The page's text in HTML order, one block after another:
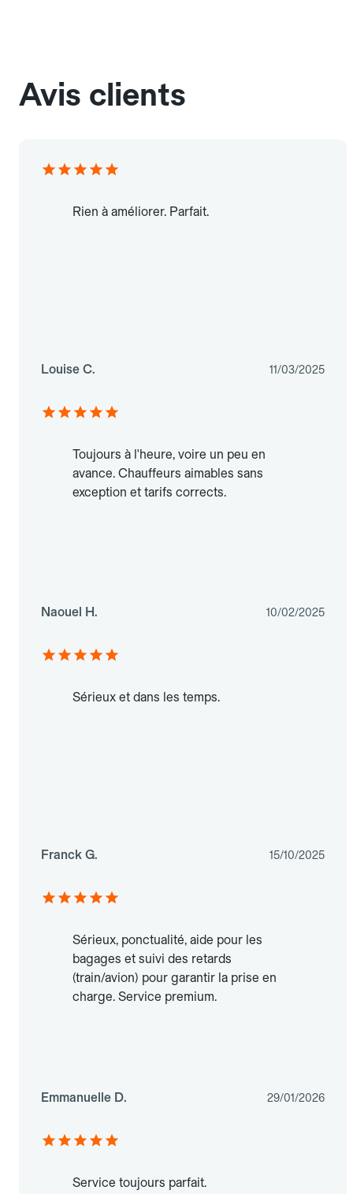
Avis clients
Rien à améliorer. Parfait.
Louise C. 11/03/2025
Toujours à l'heure, voire un peu en
avance. Chauffeurs aimables sans
exception et tarifs corrects.
Naouel H. 10/02/2025
Sérieux et dans les temps.
Franck G. 15/10/2025
Sérieux, ponctualité, aide pour les
bagages et suivi des retards
(train/avion) pour garantir la prise en
charge. Service premium.
Emmanuelle D. 29/01/2026
Service toujours parfait.